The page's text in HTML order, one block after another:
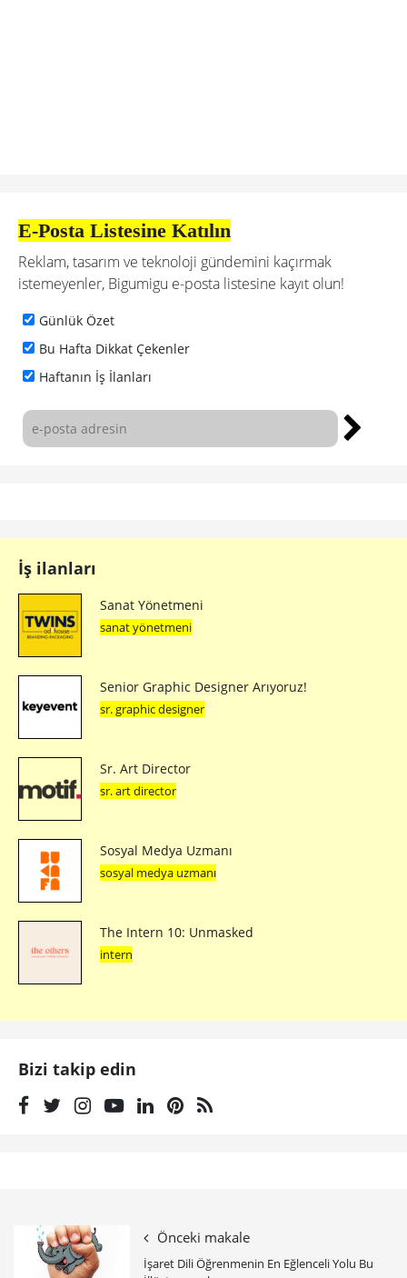
E-Posta Listesine Katılın
Reklam, tasarım ve teknoloji gündemini kaçırmak
istemeyenler, Bigumigu e-posta listesine kayıt olun!
Günlük Özet
Bu Hafta Dikkat Çekenler
Haftanın İş İlanları
İş ilanları
Sanat Yönetmeni
sanat yönetmeni
Senior Graphic Designer Arıyoruz!
sr. graphic designer
Sr. Art Director
sr. art director
Sosyal Medya Uzmanı
sosyal medya uzmanı
The Intern 10: Unmasked
intern
Bizi takip edin
Önceki makale
İşaret Dili Öğrenmenin En Eğlenceli Yolu Bu